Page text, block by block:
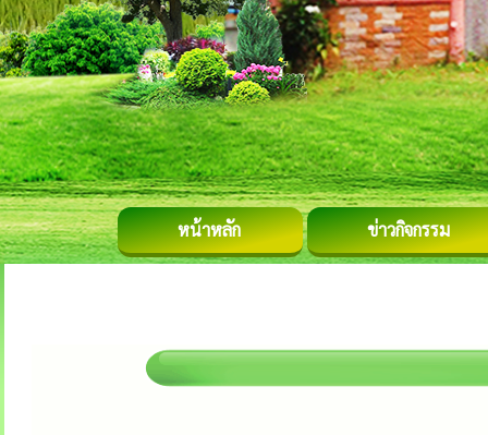
หน้าหลัก ข่าวกิจกรรม